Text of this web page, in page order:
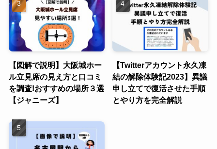
【図解で説明】大阪城ホー
ル立見席の見え方と口コミ
を調査!おすすめの場所３選
【ジャニーズ】
【Twitterアカウント永久凍
結の解除体験記2023】異議
申し立てで復活させた手順
とやり方を完全解説